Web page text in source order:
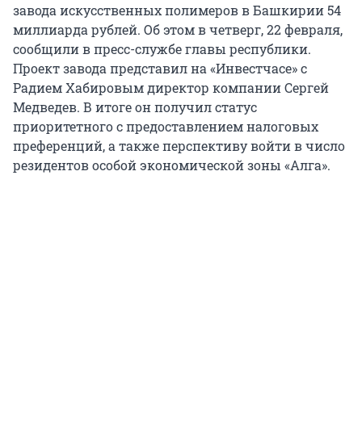
завода искусственных полимеров в Башкирии 54
миллиарда рублей. Об этом в четверг, 22 февраля,
сообщили в пресс-службе главы республики.
Проект завода представил на «Инвестчасе» с
Радием Хабировым директор компании Сергей
Медведев. В итоге он получил статус
приоритетного с предоставлением налоговых
преференций, а также перспективу войти в число
резидентов особой экономической зоны «Алга».